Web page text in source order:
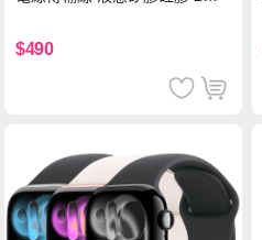
$490